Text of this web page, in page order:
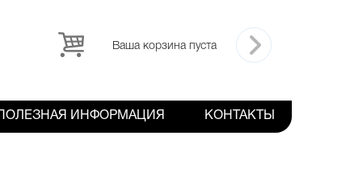
Ваша корзина пуста
ПОЛЕЗНАЯ ИНФОРМАЦИЯ КОНТАКТЫ